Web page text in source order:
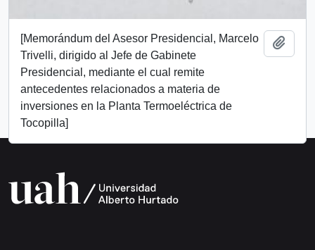
[Memorándum del Asesor Presidencial, Marcelo
Trivelli, dirigido al Jefe de Gabinete
Presidencial, mediante el cual remite
antecedentes relacionados a materia de
inversiones en la Planta Termoeléctrica de
Tocopilla]